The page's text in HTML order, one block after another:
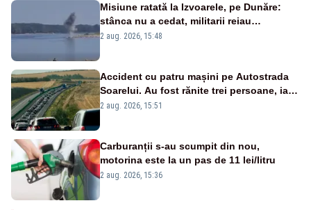
Misiune ratată la Izvoarele, pe Dunăre:
stânca nu a cedat, militarii reiau
detonările luni – VIDEO
2 aug. 2026, 15:48
Accident cu patru mașini pe Autostrada
Soarelui. Au fost rănite trei persoane, iar
traficul se desfășoară cu dificultate
2 aug. 2026, 15:51
Carburanții s-au scumpit din nou,
motorina este la un pas de 11 lei/litru
2 aug. 2026, 15:36